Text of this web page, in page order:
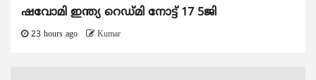
ഷവോമി ഇന്ത്യ റെഡ്മി നോട്ട് 17 5ജി
23 hours ago Kumar